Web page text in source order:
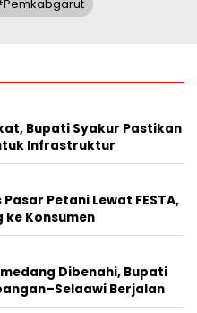
Bupati Syakur Pastikan
Infrastruktur
Petani Lewat FESTA,
ke Konsumen
Dibenahi, Bupati
Berjalan